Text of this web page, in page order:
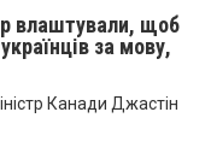
влаштували, щоб
за мову,
Канади Джастін